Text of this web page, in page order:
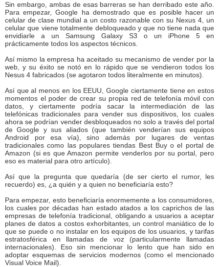
Sin embargo, ambas de esas barreras se han derribado este año.
Para empezar, Google ha demostrado que es posible hacer un
celular de clase mundial a un costo razonable con su Nexus 4, un
celular que viene totalmente debloqueado y que no tiene nada que
envidiarle a un Samsung Galaxy S3 o un iPhone 5 en
prácticamente todos los aspectos técnicos.
Así mismo la empresa ha aceitado su mecanismo de vender por la
web, y su éxito se notó en lo rápido que se vendieron todos los
Nesus 4 fabricados (se agotaron todos literalmente en minutos).
Así que al menos en los EEUU, Google ciertamente tiene en estos
momentos el poder de crear su propia red de telefonía móvil con
datos, y ciertamente podría sacar la intermediación de las
telefónicas tradicionales para vender sus dispositivos, los cuales
ahora se podrían vender desbloqueados no solo a través del portal
de Google y sus aliados (que también venderían sus equipos
Android por esa vía), sino además por lugares de ventas
tradicionales como las populares tiendas Best Buy o el portal de
Amazon (si es que Amazon permite venderlos por su portal, pero
eso es material para otro artículo).
Así que la pregunta que quedaría (de ser cierto el rumor, les
recuerdo) es, ¿a quién y a quien no beneficiaría esto?
Para empezar, esto beneficiaría enormemente a los consumidores,
los cuales por décadas han estado atados a los caprichos de las
empresas de telefonía tradicional, obligando a usuarios a aceptar
planes de datos a costos exhorbitantes, un control maniático de lo
que se puede o no instalar en los equipos de los usuarios, y tarifas
estratosférica en llamadas de voz (particularmente llamadas
internacionales). Eso sin mencionar lo lento que han sido en
adoptar esquemas de servicios modernos (como el mencionado
Visual Voice Mail).